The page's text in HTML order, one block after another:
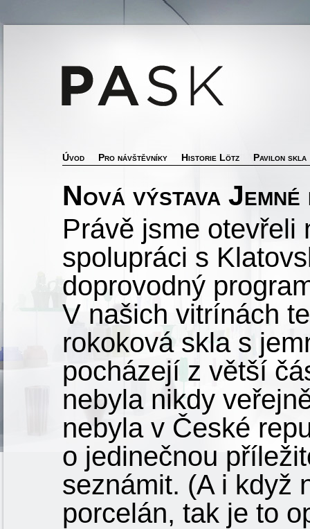
Úvod Pro návštěvníky Historie Lötz Pavilon skla
Nová výstava
Právě jsme otevřeli
spolupráci s
doprovodný
V našich vitrínách
rokoková skla s
pocházejí z větší
nebyla nikdy
nebyla v České
o jedinečnou
seznámit. (A i když
porcelán, tak je to